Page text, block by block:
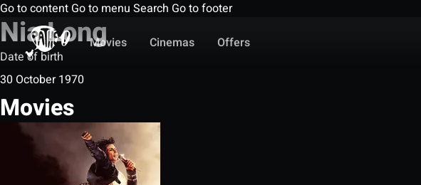
Go to content Go to menu Search Go to footer
Movies
Cinemas Offers
Nia Long
Date of birth
30 October 1970
Movies